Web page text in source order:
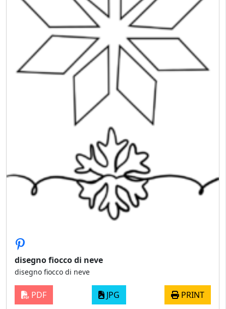
disegno fiocco di neve
disegno fiocco di neve
PDF JPG PRINT